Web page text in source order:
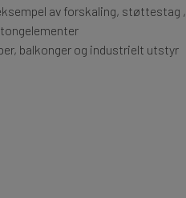
av forskaling, støttestag ,
balkonger og industrielt utstyr